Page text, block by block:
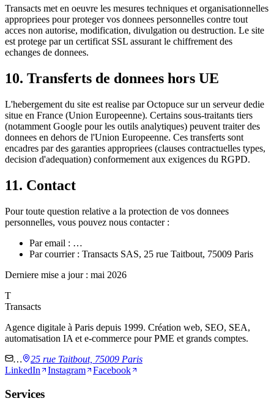
Transacts met en oeuvre les mesures techniques et organisationnelles
appropriees pour proteger vos donnees personnelles contre tout
acces non autorise, modification, divulgation ou destruction. Le site
est protege par un certificat SSL assurant le chiffrement des
echanges de donnees.
10. Transferts de donnees hors UE
L'hebergement du site est realise par Octopuce sur un serveur dedie
situe en France (Union Europeenne). Certains sous-traitants tiers
(notamment Google pour les outils analytiques) peuvent traiter des
donnees en dehors de l'Union Europeenne. Ces transferts sont
encadres par des garanties appropriees (clauses contractuelles types,
decision d'adequation) conformement aux exigences du RGPD.
11. Contact
Pour toute question relative a la protection de vos donnees
personnelles, vous pouvez nous contacter :
Par email : …
Par courrier : Transacts SAS, 25 rue Taitbout, 75009 Paris
Derniere mise a jour : mai 2026
T
Transacts
Agence digitale à Paris depuis 1999. Création web, SEO, SEA,
automatisation IA et e-commerce pour PME et grands comptes.
…
25 rue Taitbout, 75009 Paris
LinkedIn
Instagram Facebook
Services